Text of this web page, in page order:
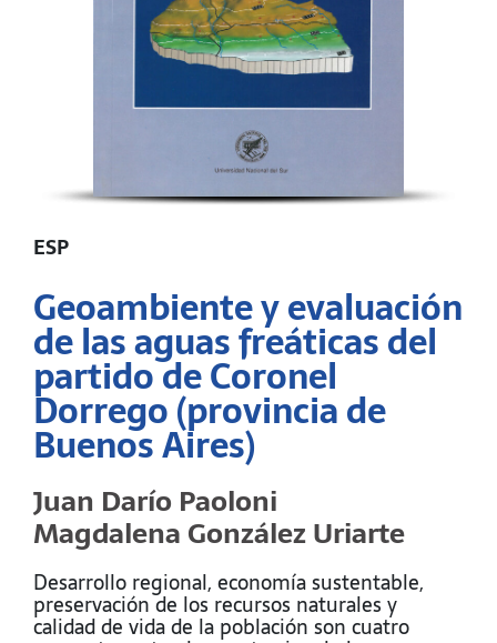
ESP
Geoambiente y evaluación
de las aguas freáticas del
partido de Coronel
Dorrego (provincia de
Buenos Aires)
Juan Darío Paoloni
Magdalena González Uriarte
Desarrollo regional, economía sustentable,
preservación de los recursos naturales y
calidad de vida de la población son cuatro